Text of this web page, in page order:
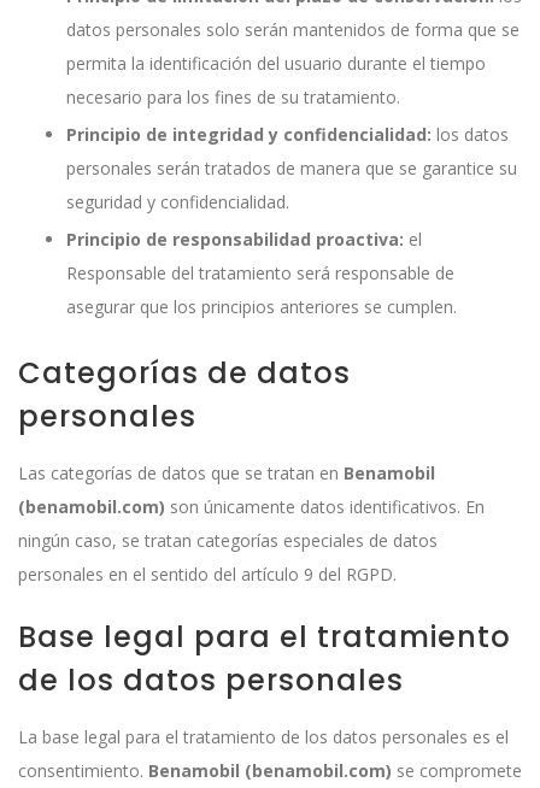
datos personales solo serán mantenidos de forma que se
permita la identificación del usuario durante el tiempo
necesario para los fines de su tratamiento.
Principio de integridad y confidencialidad: los datos
personales serán tratados de manera que se garantice su
seguridad y confidencialidad.
Principio de responsabilidad proactiva: el
Responsable del tratamiento será responsable de
asegurar que los principios anteriores se cumplen.
Categorías de datos
personales
Las categorías de datos que se tratan en Benamobil
(benamobil.com) son únicamente datos identificativos. En
ningún caso, se tratan categorías especiales de datos
personales en el sentido del artículo 9 del RGPD.
Base legal para el tratamiento
de los datos personales
La base legal para el tratamiento de los datos personales es el
consentimiento. Benamobil (benamobil.com) se compromete